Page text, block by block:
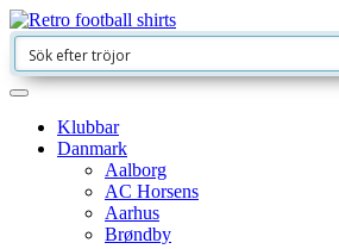
Klubbar
Danmark
Aalborg
AC Horsens
Aarhus
Brøndby